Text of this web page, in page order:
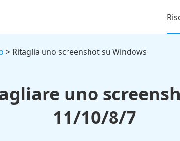
> Ritaglia uno screenshot su Windows
uno
11/10/8/7